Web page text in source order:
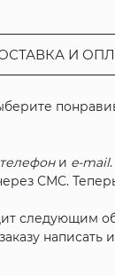
И
телефони e-mail
СМС.
следующим